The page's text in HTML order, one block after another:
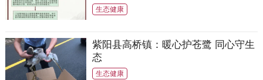
生态健康
紫阳县高桥镇：暖心护苍鹭 同心守生
态
生态健康